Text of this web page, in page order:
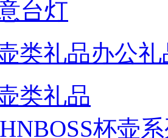
台灯
类礼品办公礼
类礼品
杯壶